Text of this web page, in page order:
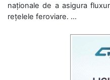
naționale de a asigura
rețelele feroviare. ...